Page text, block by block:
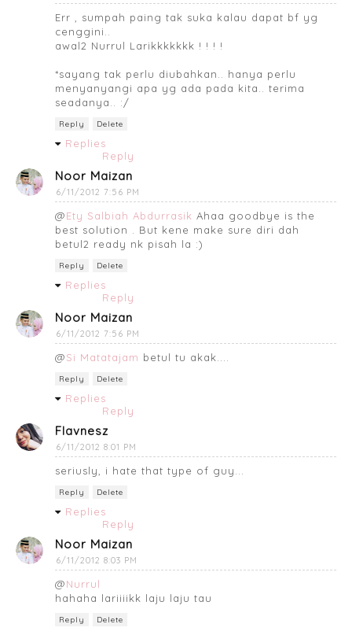
Err , sumpah paing tak suka kalau dapat bf yg
cenggini..
awal2 Nurrul Larikkkkkkk ! ! ! !
*sayang tak perlu diubahkan.. hanya perlu
menyanyangi apa yg ada pada kita.. terima
seadanya.. :/
Reply Delete
Replies
Reply
Noor Maizan
6/11/2012 7:56 PM
@Ety Salbiah Abdurrasik Ahaa goodbye is the
best solution . But kene make sure diri dah
betul2 ready nk pisah la :)
Reply Delete
Replies
Reply
Noor Maizan
6/11/2012 7:56 PM
@Si Matatajam betul tu akak....
Reply Delete
Replies
Reply
Flavnesz
6/11/2012 8:01 PM
seriusly, i hate that type of guy...
Reply Delete
Replies
Reply
Noor Maizan
6/11/2012 8:03 PM
@Nurrul
hahaha lariiiikk laju laju tau
Reply Delete